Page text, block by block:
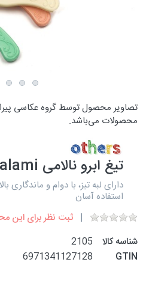
تصاویر محصول توسط گروه عکاسی
محصولات می‌باشد.
تیغ ابرو نالامی Nalami
دارای لبه تیز، با دوام و ماندگاری
استفاده آسان
ثبت نظر برای این
شناسه کالا
2105
GTIN
6971341127128